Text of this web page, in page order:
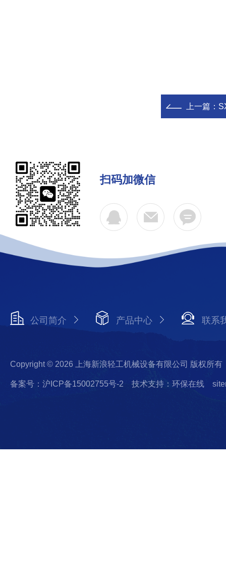
上一篇：
扫码加微信
公司简介 产品中心 联系
Copyright © 2026 上海新浪轻工机械设备有限公司 版权所有
备案号：沪ICP备15002755号-2 技术支持：环保在线